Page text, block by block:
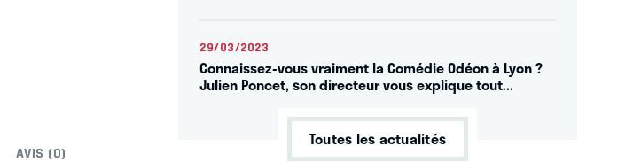
AVIS (0)
29/03/2023
Connaissez-vous vraiment la Comédie Odéon à Lyon ?
Julien Poncet, son directeur vous explique tout...
Toutes les actualités